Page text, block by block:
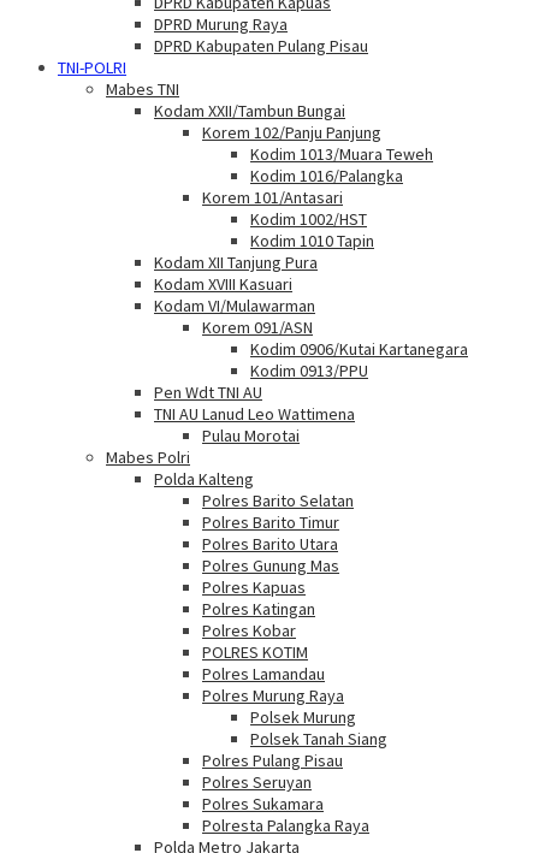
DPRD Murung Raya
DPRD Kabupaten Pulang Pisau
TNI-POLRI
Mabes TNI
Kodam XXII/Tambun Bungai
Korem 102/Panju Panjung
Kodim 1013/Muara Teweh
Kodim 1016/Palangka
Korem 101/Antasari
Kodim 1002/HST
Kodim 1010 Tapin
Kodam XII Tanjung Pura
Kodam XVIII Kasuari
Kodam VI/Mulawarman
Korem 091/ASN
Kodim 0906/Kutai Kartanegara
Kodim 0913/PPU
Pen Wdt TNI AU
TNI AU Lanud Leo Wattimena
Pulau Morotai
Mabes Polri
Polda Kalteng
Polres Barito Selatan
Polres Barito Timur
Polres Barito Utara
Polres Gunung Mas
Polres Kapuas
Polres Katingan
Polres Kobar
POLRES KOTIM
Polres Lamandau
Polres Murung Raya
Polsek Murung
Polsek Tanah Siang
Polres Pulang Pisau
Polres Seruyan
Polres Sukamara
Polresta Palangka Raya
Polda Metro Jakarta